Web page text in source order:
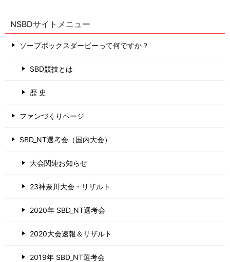
NSBDサイトメニュー
ソープボックスダービーって何ですか？
SBD競技とは
歴 史
ファンづくりページ
SBD_NT選考会（国内大会）
大会関連お知らせ
23神奈川大会・リザルト
2020年 SBD_NT選考会
2020大会速報＆リザルト
2019年 SBD_NT選考会